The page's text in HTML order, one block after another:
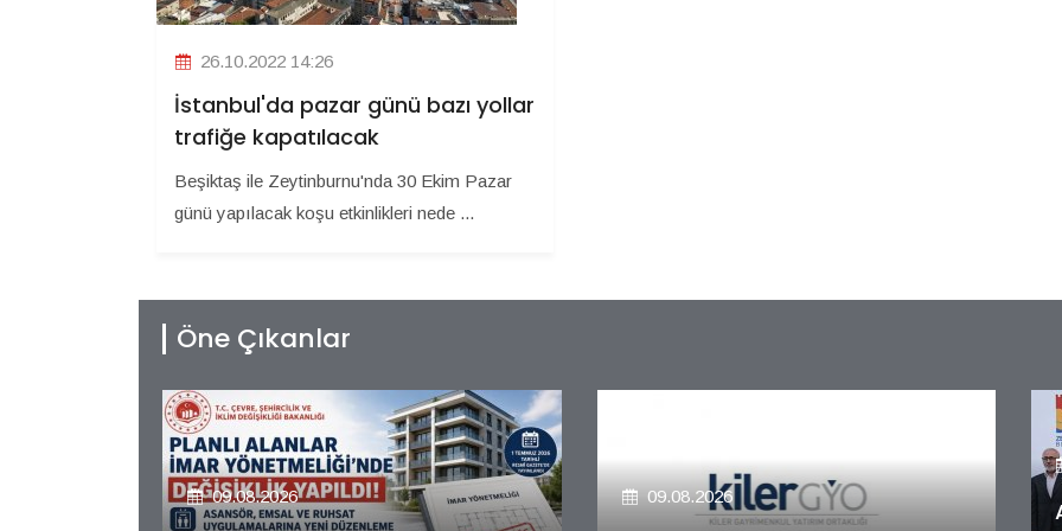
26.10.2022 14:26
İstanbul'da pazar günü bazı yollar
trafiğe kapatılacak
Beşiktaş ile Zeytinburnu'nda 30 Ekim Pazar
günü yapılacak koşu etkinlikleri nede ...
Öne Çıkanlar
09.08.2026
09.08.2026
Alya Merkezefendi Konutları'nın